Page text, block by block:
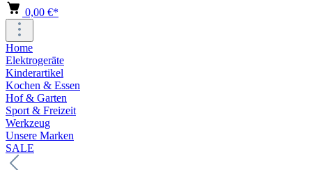
0,00 €*
Home
Elektrogeräte
Kinderartikel
Kochen & Essen
Hof & Garten
Sport & Freizeit
Werkzeug
Unsere Marken
SALE